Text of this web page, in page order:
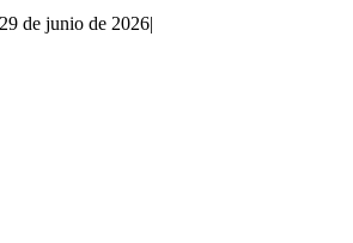
29 de junio de 2026|